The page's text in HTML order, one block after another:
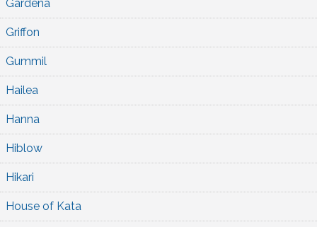
Gardena
Griffon
Gummil
Hailea
Hanna
Hiblow
Hikari
House of Kata